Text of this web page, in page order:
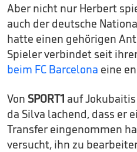
Aber nicht nur Herbert
auch der deutsche
hatte einen gehörigen
Spieler verbindet seit
beim FC Barcelona eine
Von SPORT1 auf
da Silva lachend, dass er
Transfer eingenommen
versucht, ihn zu